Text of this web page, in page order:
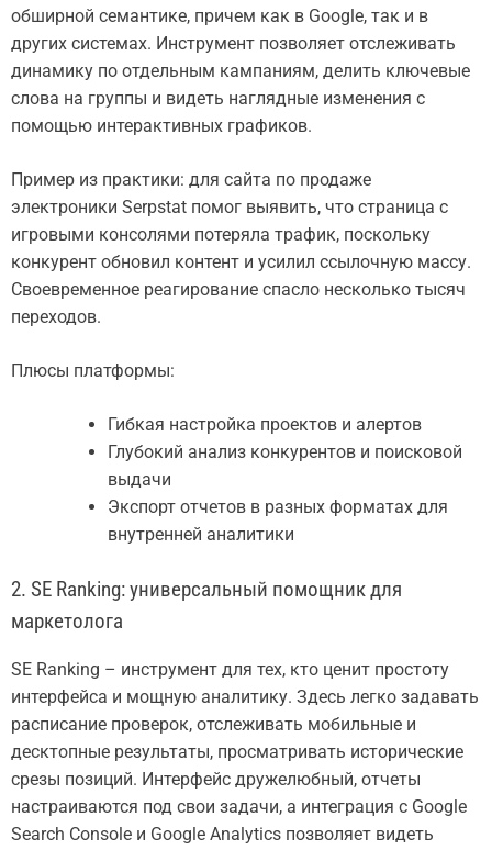
обширной семантике, причем как в Google, так и в
других системах. Инструмент позволяет отслеживать
динамику по отдельным кампаниям, делить ключевые
слова на группы и видеть наглядные изменения с
помощью интерактивных графиков.
Пример из практики: для сайта по продаже
электроники Serpstat помог выявить, что страница с
игровыми консолями потеряла трафик, поскольку
конкурент обновил контент и усилил ссылочную массу.
Своевременное реагирование спасло несколько тысяч
переходов.
Плюсы платформы:
Гибкая настройка проектов и алертов
Глубокий анализ конкурентов и поисковой
выдачи
Экспорт отчетов в разных форматах для
внутренней аналитики
2. SE Ranking: универсальный помощник для
маркетолога
SE Ranking – инструмент для тех, кто ценит простоту
интерфейса и мощную аналитику. Здесь легко задавать
расписание проверок, отслеживать мобильные и
десктопные результаты, просматривать исторические
срезы позиций. Интерфейс дружелюбный, отчеты
настраиваются под свои задачи, а интеграция с Google
Search Console и Google Analytics позволяет видеть